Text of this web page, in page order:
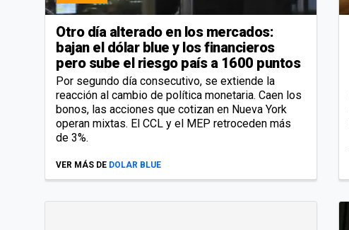
Otro día alterado en los mercados:
bajan el dólar blue y los financieros
pero sube el riesgo país a 1600 puntos
Por segundo día consecutivo, se extiende la
reacción al cambio de política monetaria. Caen los
bonos, las acciones que cotizan en Nueva York
operan mixtas. El CCL y el MEP retroceden más
de 3%.
VER MÁS DE DOLAR BLUE